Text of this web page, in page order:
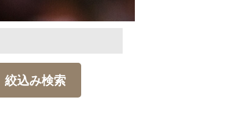
絞込み検索